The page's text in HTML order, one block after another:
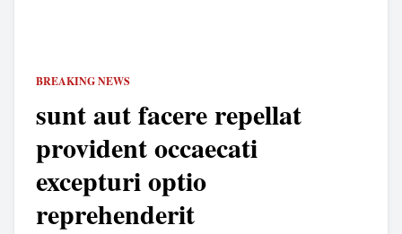
BREAKING NEWS
sunt aut facere repellat
provident occaecati
excepturi optio
reprehenderit